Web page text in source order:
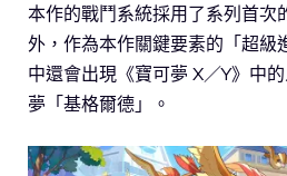
本作的戰鬥系統採用了系列首次
外，作為本作關鍵要素的「超級
中還會出現《寶可夢 X／Y》中
夢「基格爾德」。